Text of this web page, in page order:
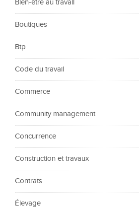
Bien-être au travail
Boutiques
Btp
Code du travail
Commerce
Community management
Concurrence
Construction et travaux
Contrats
Élevage